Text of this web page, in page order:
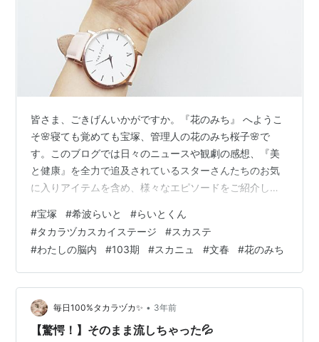
皆さま、ごきげんいかがですか。『花のみち』 へようこ
そ🌸寝ても覚めても宝塚、管理人の花のみち桜子🌸で
す。このブログでは日々のニュースや観劇の感想、『美
と健康』を全力で追及されているスターさんたちのお気
に入りアイテムを含め、様々なエピソードをご紹介して
タカラジェンヌ気分を味わったり、大切な方、大好きな
スターさんへのプレゼントにしてみてはいかがでしょ
う。 希波らいとくんの復活に違和感 らいとくん、半年ぶ
りの公式登場！ らいとくんの復活に違和感 文春砲の報復
には茶番も演じさせるのに らいとくん、半年ぶりの公式
登場！ 花組のらいとく…
#宝塚 #希波らいと #らいとくん
#タカラヅカスカイステージ #スカステ
#わたしの脳内 #103期 #スカニュ #文春 #花のみち
毎日100%タカラヅカ✨ • 3年前
【驚愕！】そのまま流しちゃった💦